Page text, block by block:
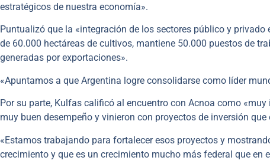
estratégicos de nuestra economía».
Puntualizó que la «integración de los sectores público y
de 60.000 hectáreas de cultivos, mantiene 50.000 puestos de
generadas por exportaciones».
«Apuntamos a que Argentina logre consolidarse como líder
Por su parte, Kulfas calificó al encuentro con Acnoa como
muy buen desempeño y vinieron con proyectos de inversión que
«Estamos trabajando para fortalecer esos proyectos y
crecimiento y que es un crecimiento mucho más federal que en